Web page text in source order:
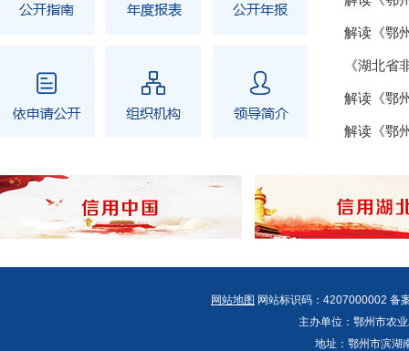
网站地图 网站标识码：4207000002
主办单位：鄂州市农
地址：鄂州市滨湖